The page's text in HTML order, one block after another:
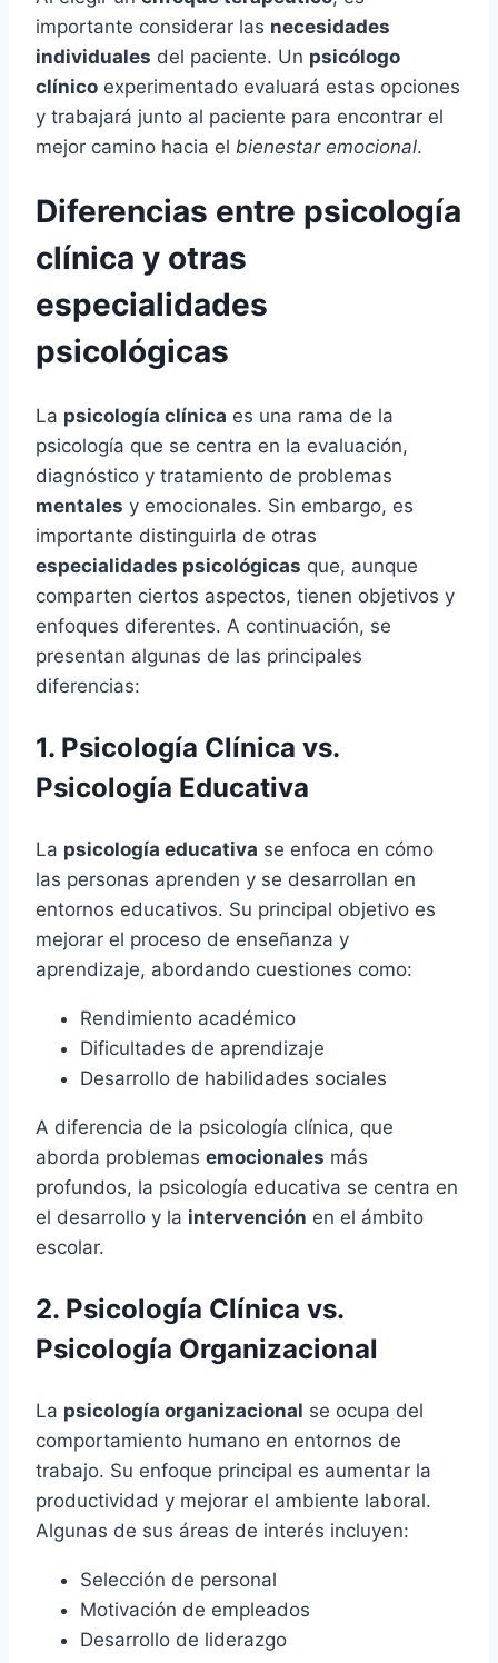
importante considerar las necesidades
individuales del paciente. Un psicólogo
clínico experimentado evaluará estas opciones
y trabajará junto al paciente para encontrar el
mejor camino hacia el bienestar emocional.
Diferencias entre psicología
clínica y otras
especialidades
psicológicas
La psicología clínica es una rama de la
psicología que se centra en la evaluación,
diagnóstico y tratamiento de problemas
mentales y emocionales. Sin embargo, es
importante distinguirla de otras
especialidades psicológicas que, aunque
comparten ciertos aspectos, tienen objetivos y
enfoques diferentes. A continuación, se
presentan algunas de las principales
diferencias:
1. Psicología Clínica vs.
Psicología Educativa
La psicología educativa se enfoca en cómo
las personas aprenden y se desarrollan en
entornos educativos. Su principal objetivo es
mejorar el proceso de enseñanza y
aprendizaje, abordando cuestiones como:
Rendimiento académico
Dificultades de aprendizaje
Desarrollo de habilidades sociales
A diferencia de la psicología clínica, que
aborda problemas emocionales más
profundos, la psicología educativa se centra en
el desarrollo y la intervención en el ámbito
escolar.
2. Psicología Clínica vs.
Psicología Organizacional
La psicología organizacional se ocupa del
comportamiento humano en entornos de
trabajo. Su enfoque principal es aumentar la
productividad y mejorar el ambiente laboral.
Algunas de sus áreas de interés incluyen:
Selección de personal
Motivación de empleados
Desarrollo de liderazgo